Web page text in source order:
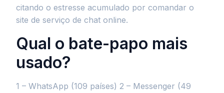
citando o estresse acumulado por comandar o
site de serviço de chat online.
Qual o bate-papo mais
usado?
1 – WhatsApp (109 países) 2 – Messenger (49